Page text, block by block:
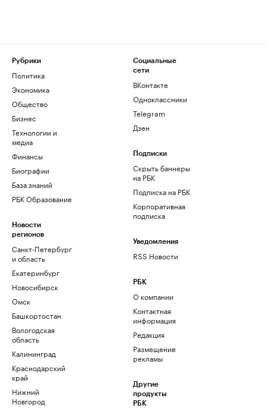
Рубрики
Политика
Экономика
Общество
Бизнес
Технологии и
медиа
Финансы
Биографии
База знаний
РБК Образование
Новости
регионов
Санкт-Петербург
и область
Екатеринбург
Новосибирск
Омск
Башкортостан
Вологодская
область
Калининград
Краснодарский
край
Нижний
Новгород
Социальные
сети
ВКонтакте
Одноклассники
Telegram
Дзен
Подписки
Скрыть баннеры
на РБК
Подписка на РБК
Корпоративная
подписка
Уведомления
RSS Новости
РБК
О компании
Контактная
информация
Редакция
Размещение
рекламы
Другие
продукты
РБК